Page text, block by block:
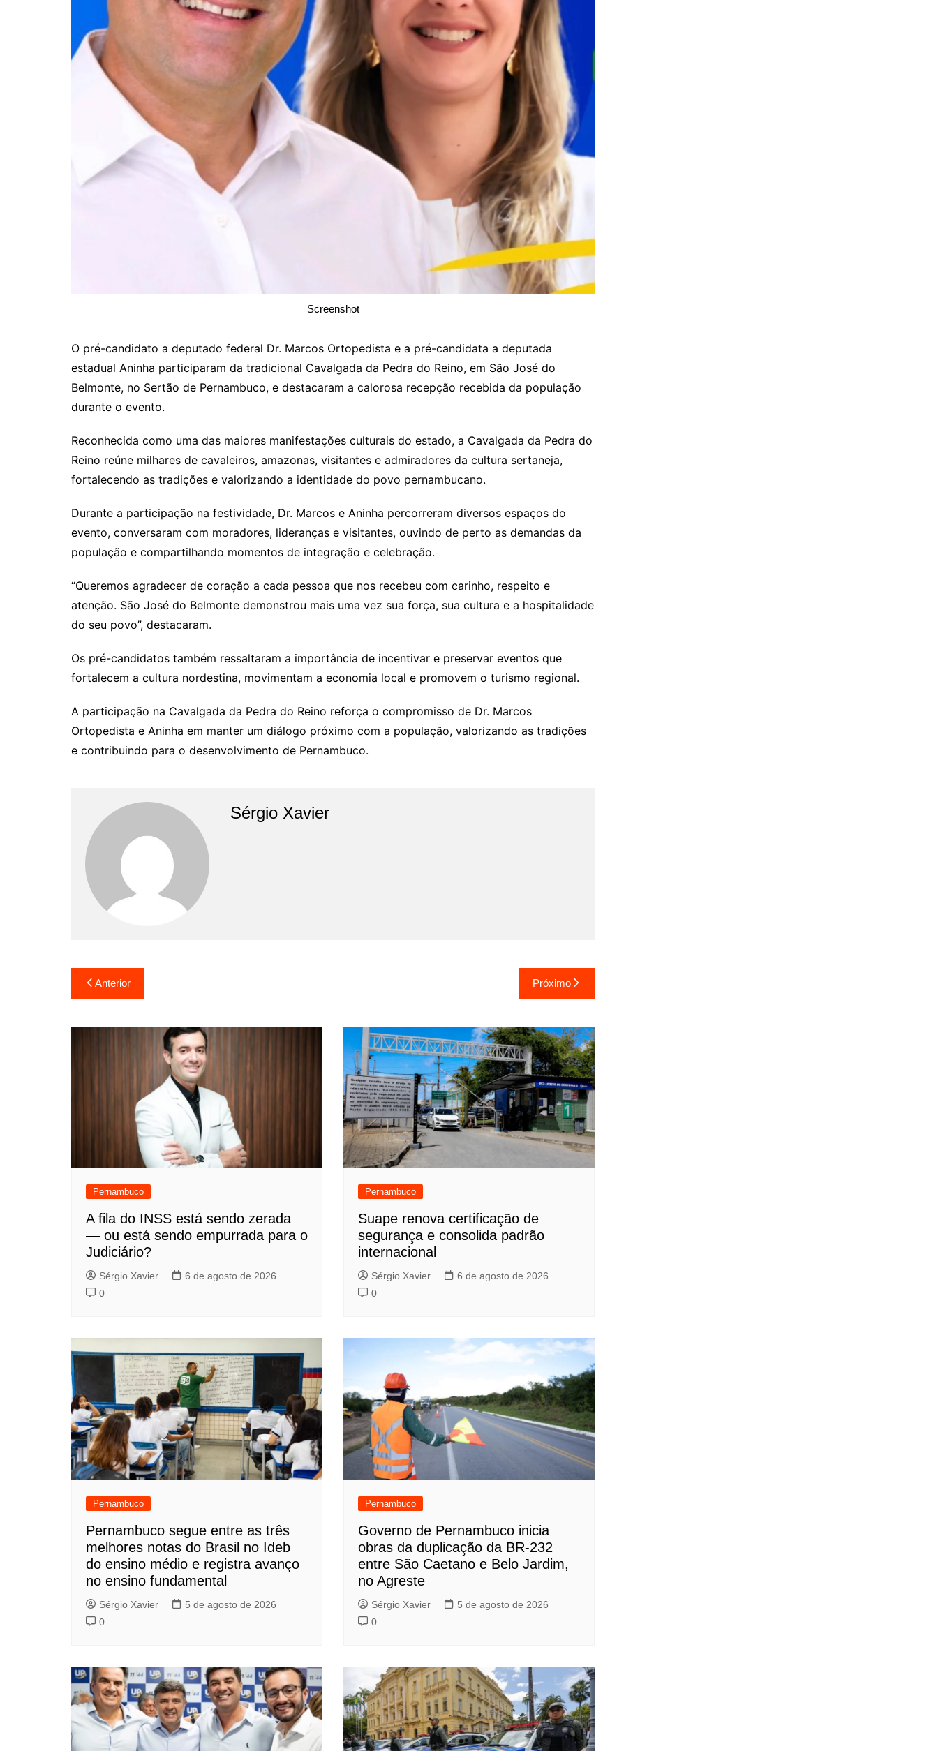
Screenshot
O pré-candidato a deputado federal Dr. Marcos Ortopedista e a pré-candidata a deputada
estadual Aninha participaram da tradicional Cavalgada da Pedra do Reino, em São José do
Belmonte, no Sertão de Pernambuco, e destacaram a calorosa recepção recebida da população
durante o evento.
Reconhecida como uma das maiores manifestações culturais do estado, a Cavalgada da Pedra do
Reino reúne milhares de cavaleiros, amazonas, visitantes e admiradores da cultura sertaneja,
fortalecendo as tradições e valorizando a identidade do povo pernambucano.
Durante a participação na festividade, Dr. Marcos e Aninha percorreram diversos espaços do
evento, conversaram com moradores, lideranças e visitantes, ouvindo de perto as demandas da
população e compartilhando momentos de integração e celebração.
“Queremos agradecer de coração a cada pessoa que nos recebeu com carinho, respeito e
atenção. São José do Belmonte demonstrou mais uma vez sua força, sua cultura e a hospitalidade
do seu povo”, destacaram.
Os pré-candidatos também ressaltaram a importância de incentivar e preservar eventos que
fortalecem a cultura nordestina, movimentam a economia local e promovem o turismo regional.
A participação na Cavalgada da Pedra do Reino reforça o compromisso de Dr. Marcos
Ortopedista e Aninha em manter um diálogo próximo com a população, valorizando as tradições
e contribuindo para o desenvolvimento de Pernambuco.
Sérgio Xavier
Anterior Próximo
Pernambuco
A fila do INSS está sendo zerada
— ou está sendo empurrada para o
Judiciário?
Sérgio Xavier
6 de agosto de 2026
0
Pernambuco
Suape renova certificação de
segurança e consolida padrão
internacional
Sérgio Xavier
6 de agosto de 2026
0
Pernambuco
Pernambuco segue entre as três
melhores notas do Brasil no Ideb
do ensino médio e registra avanço
no ensino fundamental
Sérgio Xavier
5 de agosto de 2026
0
Pernambuco
Governo de Pernambuco inicia
obras da duplicação da BR-232
entre São Caetano e Belo Jardim,
no Agreste
Sérgio Xavier
5 de agosto de 2026
0